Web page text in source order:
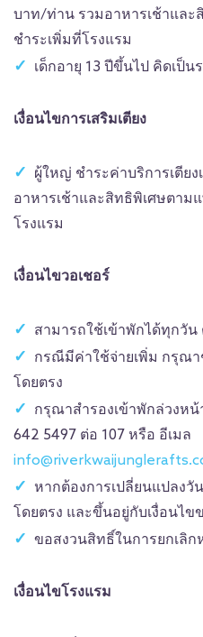
บาท/ท่าน รวมอาหารเช้าและ
ชำระเพิ่มที่โรงแรม
เด็กอายุ 13 ปีขึ้นไป คิดเป็น
เงื่อนไขการเสริมเตียง
ผู้ใหญ่ ชำระค่าบริการเตีย
อาหารเช้าและสิทธิพิเศษตาม
โรงแรม
เงื่อนไขวอเชอร์
สามารถใช้เข้าพักได้ทุกวัน
กรณีมีค่าใช้จ่ายเพิ่ม กรุณา
โดยตรง
กรุณาสำรองเข้าพักล่วงหน้
642 5497 ต่อ 107 หรือ อีเมล
หากต้องการเปลี่ยนแปลง
โดยตรง และขึ้นอยู่กับเงื่อนไข
ขอสงวนสิทธิ์ในการยกเลิ
เงื่อนไขโรงแรม